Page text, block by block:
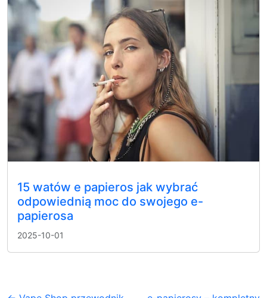
15 watów e papieros jak wybrać
odpowiednią moc do swojego e-
papierosa
2025-10-01